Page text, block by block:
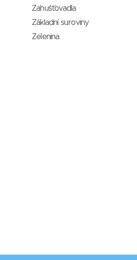
Zahušťovadla
Základní suroviny
Zelenina